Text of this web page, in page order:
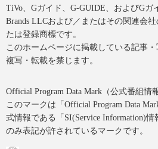
TiVo、Gガイド、G-GUIDE、およびGガ
Brands LLCおよび／またはその関連会
たは登録商標です。
このホームページに掲載している記事
複写・転載を禁じます。
Official Program Data Mark（公式番組情
このマークは「Official Program Data
式情報である「SI(Service Information)
のみ表記が許されているマークです。